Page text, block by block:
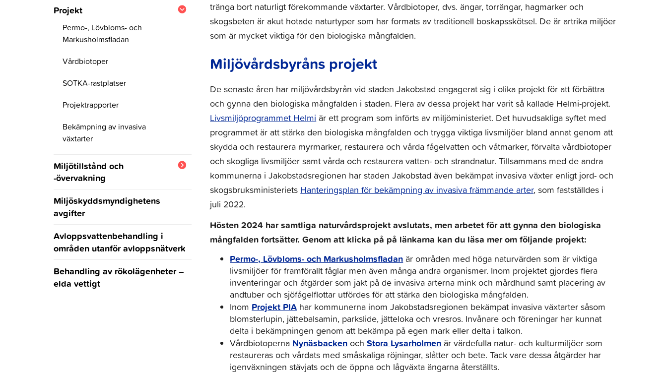
Bioindikatoruppföljningen av
luftkvaliteten
Projekt
Permo-, Lövbloms- och
Markusholmsfladan
Vårdbiotoper
Nynäsbackens
ängsområde
Stora Lysarholmen
SOTKA-rastplatser
Projektrapporter
Bekämpning av invasiva
växtarter
Instruktioner för
PIA-Projekt Invasiva Arter
Miljötillstånd och
-övervakning
Blanketter,
tillståndsansökningar och
anmälningar
Miljöskyddsmyndighetens
avgifter
Avloppsvattenbehandling i
områden utanför avloppsnätverk
Behandling av rökolägenheter –
elda vettigt
tränga bort naturligt förekommande växtarter. Vårdbiotoper, dvs. ängar, torrängar, hagmarker och
skogsbeten är akut hotade naturtyper som har formats av traditionell boskapsskötsel. De är artrika miljöer
som är mycket viktiga för den biologiska mångfalden.
Miljövårdsbyråns projekt
De senaste åren har miljövårdsbyrån vid staden Jakobstad engagerat sig i olika projekt för att förbättra
och gynna den biologiska mångfalden i staden. Flera av dessa projekt har varit så kallade Helmi-projekt.
Livsmiljöprogrammet Helmi är ett program som införts av miljöministeriet. Det huvudsakliga syftet med
programmet är att stärka den biologiska mångfalden och trygga viktiga livsmiljöer bland annat genom att
skydda och restaurera myrmarker, restaurera och vårda fågelvatten och våtmarker, förvalta vårdbiotoper
och skogliga livsmiljöer samt vårda och restaurera vatten- och strandnatur. Tillsammans med de andra
kommunerna i Jakobstadsregionen har staden Jakobstad även bekämpat invasiva växter enligt jord- och
skogsbruksministeriets Hanteringsplan för bekämpning av invasiva främmande arter, som fastställdes i
juli 2022.
Hösten 2024 har samtliga naturvårdsprojekt avslutats, men arbetet för att gynna den biologiska
mångfalden fortsätter. Genom att klicka på på länkarna kan du läsa mer om följande projekt:
Permo-, Lövbloms- och Markusholmsfladan är områden med höga naturvärden som är viktiga
livsmiljöer för framförallt fåglar men även många andra organismer. Inom projektet gjordes flera
inventeringar och åtgärder som jakt på de invasiva arterna mink och mårdhund samt placering av
andtuber och sjöfågelflottar utfördes för att stärka den biologiska mångfalden.
Inom Projekt PIA har kommunerna inom Jakobstadsregionen bekämpat invasiva växtarter såsom
blomsterlupin, jättebalsamin, parkslide, jätteloka och vresros. Invånare och föreningar har kunnat
delta i bekämpningen genom att bekämpa på egen mark eller delta i talkon.
Vårdbiotoperna Nynäsbacken ochStora Lysarholmen är värdefulla natur- och kulturmiljöer som
restaureras och vårdats med småskaliga röjningar, slåtter och bete. Tack vare dessa åtgärder har
igenväxningen stävjats och de öppna och lågväxta ängarna återställts.